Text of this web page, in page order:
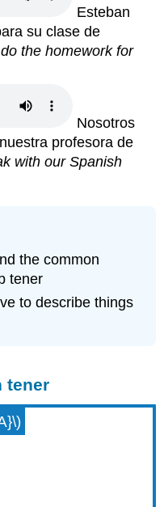
Esteban
su clase de
the homework for
Nosotros
profesora de
with our Spanish
the common
tener
to describe things
tener